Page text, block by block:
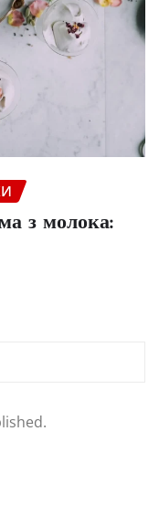
з молока: